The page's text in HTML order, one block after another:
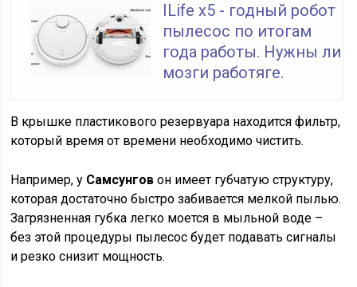
ILife x5 - годный робот
пылесос по итогам
года работы. Нужны ли
мозги работяге.
В крышке пластикового резервуара находится фильтр,
который время от времени необходимо чистить.
Например, у Самсунгов он имеет губчатую структуру,
которая достаточно быстро забивается мелкой пылью.
Загрязненная губка легко моется в мыльной воде –
без этой процедуры пылесос будет подавать сигналы
и резко снизит мощность.